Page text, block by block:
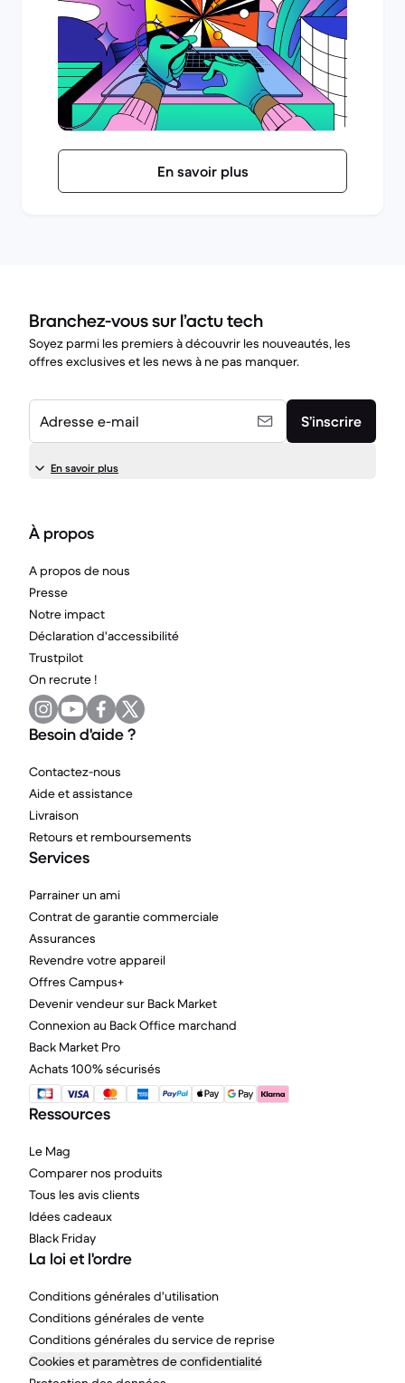
En savoir plus
Branchez-vous sur l’actu tech
Soyez parmi les premiers à découvrir les nouveautés, les
offres exclusives et les news à ne pas manquer.
Adresse e-mail S’inscrire
En savoir plus
À propos
A propos de nous
Presse
Notre impact
Déclaration d'accessibilité
Trustpilot
On recrute !
Besoin d'aide ?
Contactez-nous
Aide et assistance
Livraison
Retours et remboursements
Services
Parrainer un ami
Contrat de garantie commerciale
Assurances
Revendre votre appareil
Offres Campus+
Devenir vendeur sur Back Market
Connexion au Back Office marchand
Back Market Pro
Achats 100% sécurisés
Ressources
Le Mag
Comparer nos produits
Tous les avis clients
Idées cadeaux
Black Friday
La loi et l'ordre
Conditions générales d'utilisation
Conditions générales de vente
Conditions générales du service de reprise
Cookies et paramètres de confidentialité